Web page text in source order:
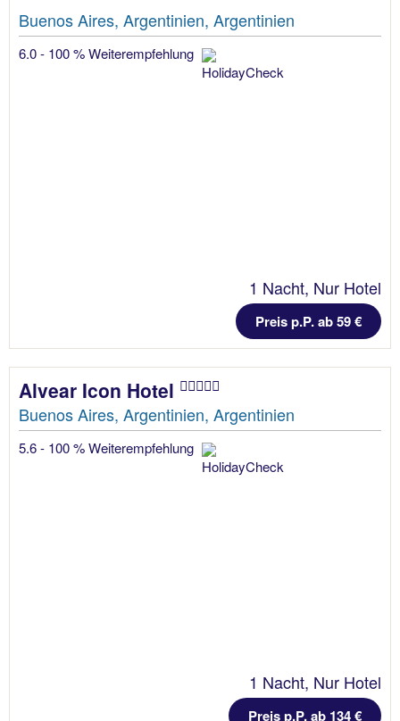
Buenos Aires, Argentinien, Argentinien
6.0 - 100 % Weiterempfehlung
1 Nacht, Nur Hotel
Preis p.P. ab 59 €
Alvear Icon Hotel
Buenos Aires, Argentinien, Argentinien
5.6 - 100 % Weiterempfehlung
1 Nacht, Nur Hotel
Preis p.P. ab 134 €